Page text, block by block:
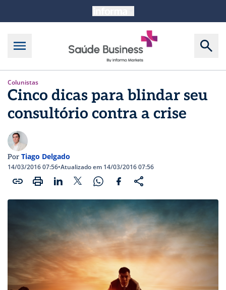
Colunistas
Cinco dicas para blindar seu
consultório contra a crise
Por Tiago Delgado
14/03/2016 07:56•Atualizado em 14/03/2016 07:56